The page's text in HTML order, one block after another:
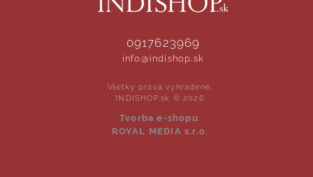
0917623969
info@indishop.sk
Všetky práva vyhradené.
INDISHOP.sk © 2026
Tvorba e-shopu:
ROYAL MEDIA s.r.o.